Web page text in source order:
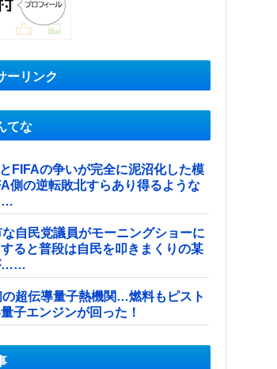
ーリンク
てな
FIFAの争いが完全に泥沼化した模
側の逆転敗北すらあり得るような
な自民党議員がモーニングショーに
ると普段は自民を叩きまくりの某
……
の超伝導量子熱機関…燃料もピスト
子エンジンが回った！